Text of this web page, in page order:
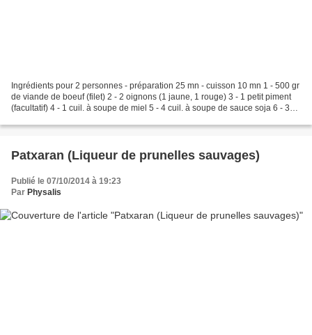
Ingrédients pour 2 personnes - préparation 25 mn - cuisson 10 mn 1 - 500 gr
de viande de boeuf (filet) 2 - 2 oignons (1 jaune, 1 rouge) 3 - 1 petit piment
(facultatif) 4 - 1 cuil. à soupe de miel 5 - 4 cuil. à soupe de sauce soja 6 - 3
Patxaran (Liqueur de prunelles sauvages)
Publié le 07/10/2014 à 19:23
Par Physalis